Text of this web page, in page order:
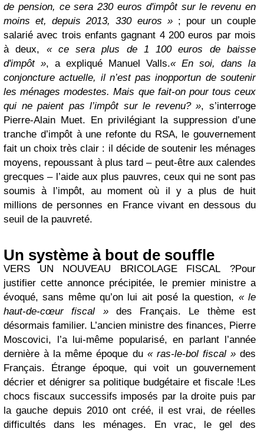
de pension, ce sera 230 euros d'impôt sur le revenu en
moins et, depuis 2013, 330 euros »; pour un couple
salarié avec trois enfants gagnant 4 200 euros par mois
à deux, « ce sera plus de 1 100 euros de baisse
d'impôt », a expliqué Manuel Valls.« En soi, dans la
conjoncture actuelle, il n’est pas inopportun de soutenir
les ménages modestes. Mais que fait-on pour tous ceux
qui ne paient pas l’impôt sur le revenu? », s’interroge
Pierre-Alain Muet. En privilégiant la suppression d’une
tranche d’impôt à une refonte du RSA, le gouvernement
fait un choix très clair : il décide de soutenir les ménages
moyens, repoussant à plus tard – peut-être aux calendes
grecques – l’aide aux plus pauvres, ceux qui ne sont pas
soumis à l’impôt, au moment où il y a plus de huit
millions de personnes en France vivant en dessous du
seuil de la pauvreté.
Un système à bout de souffle
VERS UN NOUVEAU BRICOLAGE FISCAL ?Pour
justifier cette annonce précipitée, le premier ministre a
évoqué, sans même qu’on lui ait posé la question, « le
haut-de-cœur fiscal »des Français. Le thème est
désormais familier. L’ancien ministre des finances, Pierre
Moscovici, l’a lui-même popularisé, en parlant l’année
dernière à la même époque du « ras-le-bol fiscal »des
Français. Étrange époque, qui voit un gouvernement
décrier et dénigrer sa politique budgétaire et fiscale !Les
chocs fiscaux successifs imposés par la droite puis par
la gauche depuis 2010 ont créé, il est vrai, de réelles
difficultés dans les ménages. En vrac, le gel des